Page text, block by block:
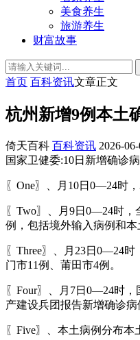
美食养生
旅游养生
财富故事
首页 百科资讯文章正文
杭州新增9例本土
倚天百科 百科资讯 2026-
国家卫健委:10日新增确诊
〖One〗、月10日0—24时
〖Two〗、月9日0—24时
例，包括境外输入病例和本
〖Three〗、月23日0—24
门市11例、莆田市4例。
〖Four〗、月7日0—24时
产建设兵团报告新增确诊病
〖Five〗、本土病例分布